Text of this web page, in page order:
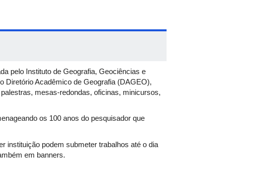
pelo Instituto de Geografia, Geociências e
Diretório Acadêmico de Geografia (DAGEO),
mesas-redondas, oficinas, minicursos,
os 100 anos do pesquisador que
instituição podem submeter trabalhos até o dia
em banners.